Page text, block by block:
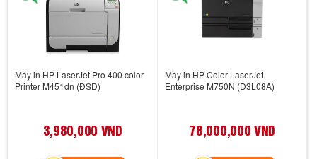
Máy in HP LaserJet Pro 400 color
Printer M451dn (ĐSD)
3,980,000 VND
Máy in HP Color LaserJet
Enterprise M750N (D3L08A)
78,000,000 VND